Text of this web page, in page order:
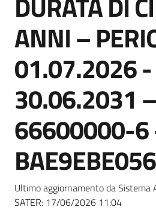
Seguici
su
ANNI –
01.07.2026 -
30.06.2031
66600000-6
Ultimo aggiornamento da Sistema
SATER: 17/06/2026 11:04